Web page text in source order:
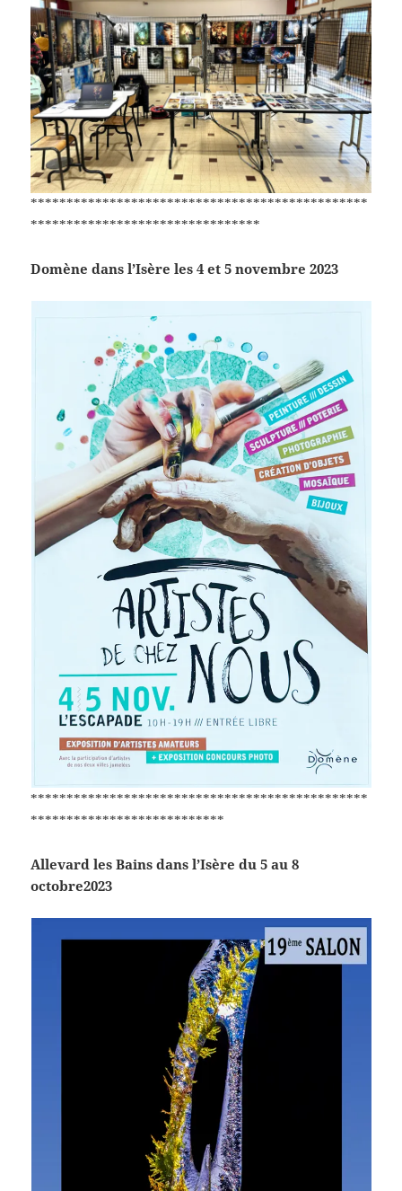
***********************************************
********************************
Domène dans l’Isère les 4 et 5 novembre 2023
***********************************************
***************************
Allevard les Bains dans l’Isère du 5 au 8
octobre2023